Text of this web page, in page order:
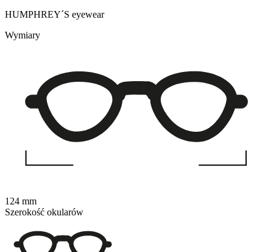
HUMPHREY´S eyewear
Wymiary
124 mm
Szerokość okularów